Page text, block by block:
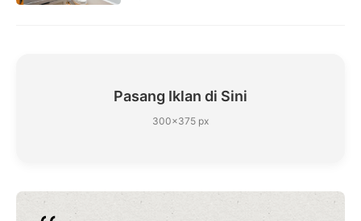
Pasang Iklan di Sini
300×375 px